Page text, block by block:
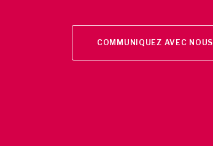
COMMUNIQUEZ AVEC NOUS